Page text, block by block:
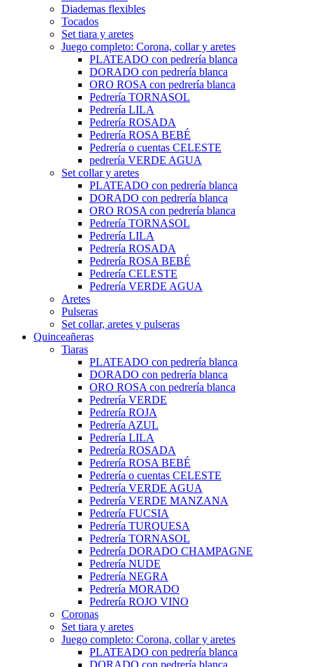
Diademas flexibles
Tocados
Set tiara y aretes
Juego completo: Corona, collar y aretes
PLATEADO con pedrería blanca
DORADO con pedrería blanca
ORO ROSA con pedrería blanca
Pedrería TORNASOL
Pedrería LILA
Pedrería ROSADA
Pedrería ROSA BEBÉ
Pedrería o cuentas CELESTE
pedrería VERDE AGUA
Set collar y aretes
PLATEADO con pedrería blanca
DORADO con pedrería blanca
ORO ROSA con pedrería blanca
Pedrería TORNASOL
Pedrería LILA
Pedrería ROSADA
Pedrería ROSA BEBÉ
Pedrería CELESTE
Pedrería VERDE AGUA
Aretes
Pulseras
Set collar, aretes y pulseras
Quinceañeras
Tiaras
PLATEADO con pedrería blanca
DORADO con pedrería blanca
ORO ROSA con pedrería blanca
Pedrería VERDE
Pedrería ROJA
Pedrería AZUL
Pedrería LILA
Pedrería ROSADA
Pedrería ROSA BEBÉ
Pedrería o cuentas CELESTE
Pedrería VERDE AGUA
Pedrería VERDE MANZANA
Pedrería FUCSIA
Pedrería TURQUESA
Pedrería TORNASOL
Pedrería DORADO CHAMPAGNE
Pedrería NUDE
Pedrería NEGRA
Pedrería MORADO
Pedrería ROJO VINO
Coronas
Set tiara y aretes
Juego completo: Corona, collar y aretes
PLATEADO con pedrería blanca
DORADO con pedrería blanca